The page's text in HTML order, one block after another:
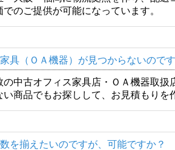
のご提供が可能になっています。
具（ＯＡ機器）が見つからないので
の中古オフィス家具店・ＯＡ機器取
い商品でもお探しして、お見積もりを
を揃えたいのですが、可能ですか？